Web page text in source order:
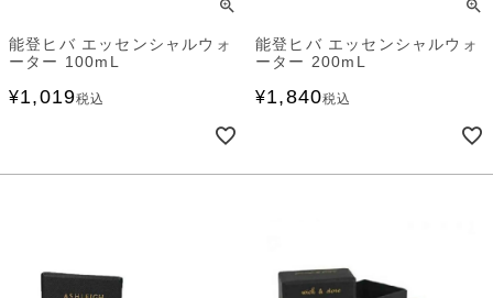
能登ヒバ エッセンシャルウォ
ーター 100mL
¥1,019税込
能登ヒバ エッセンシャルウォ
ーター 200mL
¥1,840税込